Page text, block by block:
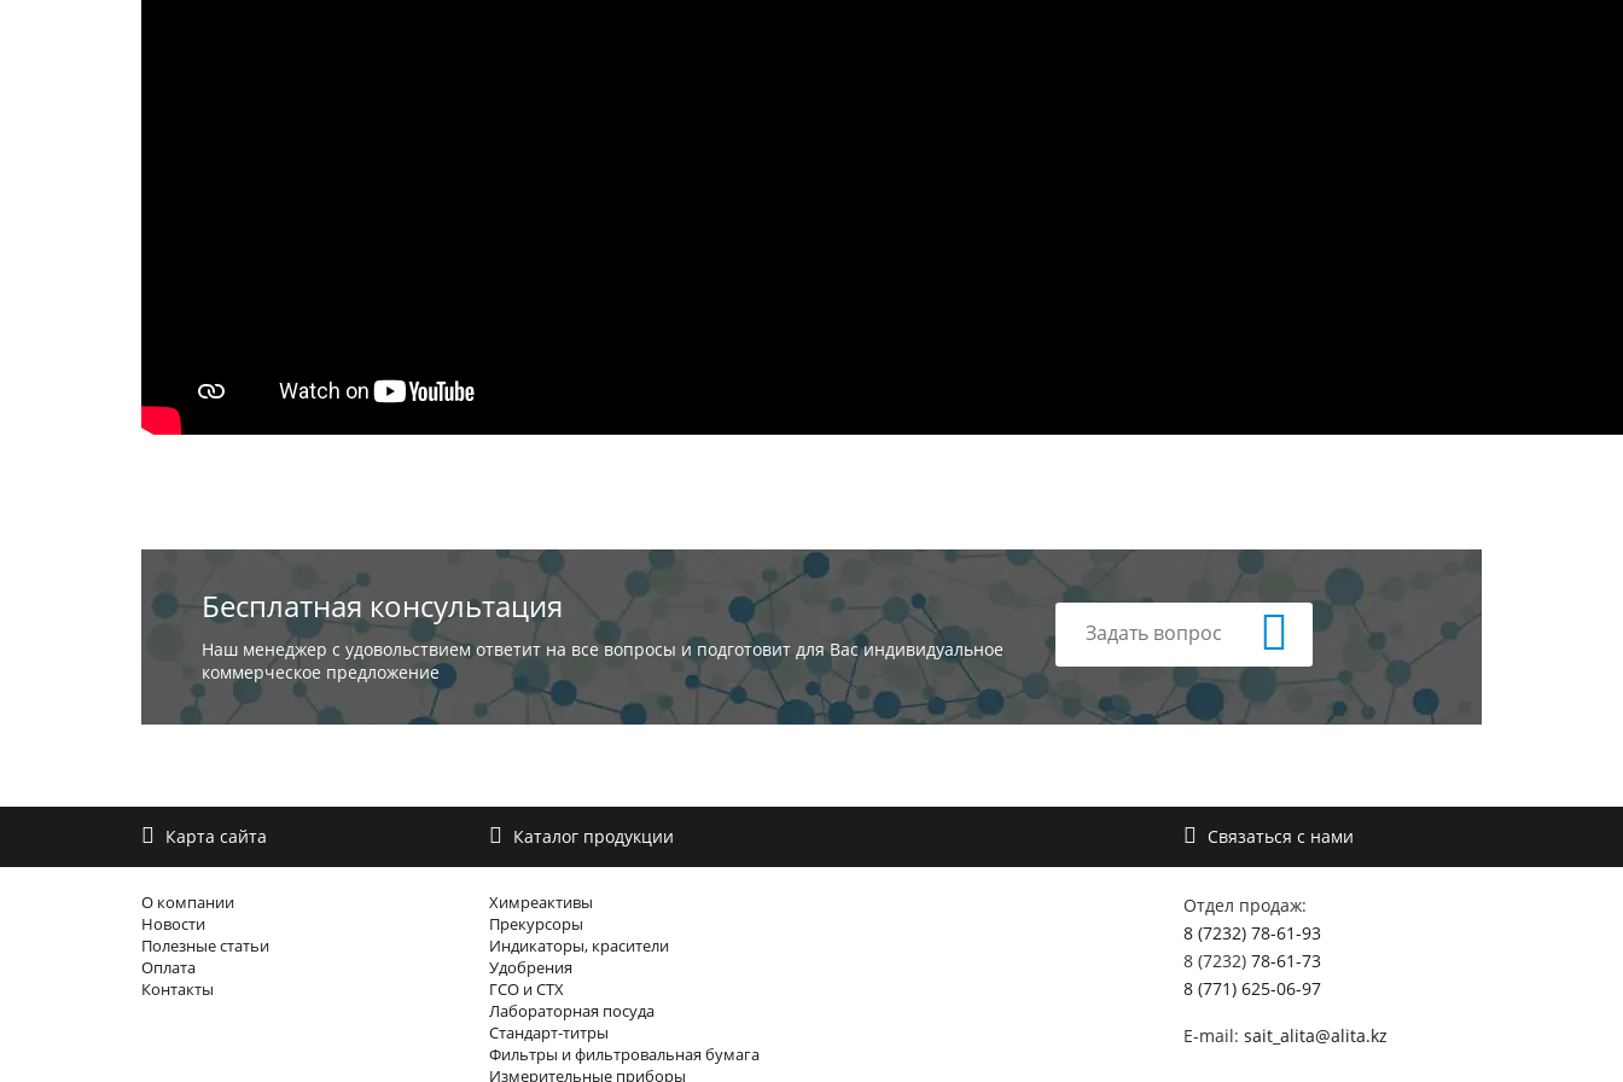
Бесплатная консультация
Наш менеджер с удовольствием ответит на все вопросы и подготовит для Вас индивидуальное
коммерческое предложение
Задать вопрос
Карта сайта Каталог продукции Связаться с нами
О компании
Новости
Полезные статьи
Оплата
Контакты
Химреактивы
Прекурсоры
Индикаторы, красители
Удобрения
ГСО и СТХ
Лабораторная посуда
Стандарт-титры
Фильтры и фильтровальная бумага
Измерительные приборы
Отдел продаж:
8 (7232) 78-61-93
8 (7232) 78-61-73
8 (771) 625-06-97
E-mail: sait_alita@alita.kz